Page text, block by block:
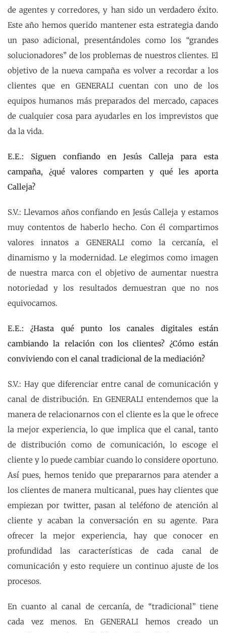
de agentes y corredores, y han sido un verdadero éxito.
Este año hemos querido mantener esta estrategia dando
un paso adicional, presentándoles como los “grandes
solucionadores” de los problemas de nuestros clientes. El
objetivo de la nueva campaña es volver a recordar a los
clientes que en GENERALI cuentan con uno de los
equipos humanos más preparados del mercado, capaces
de cualquier cosa para ayudarles en los imprevistos que
da la vida.
E.E.: Siguen confiando en Jesús Calleja para esta
campaña, ¿qué valores comparten y qué les aporta
Calleja?
S.V.: Llevamos años confiando en Jesús Calleja y estamos
muy contentos de haberlo hecho. Con él compartimos
valores innatos a GENERALI como la cercanía, el
dinamismo y la modernidad. Le elegimos como imagen
de nuestra marca con el objetivo de aumentar nuestra
notoriedad y los resultados demuestran que no nos
equivocamos.
E.E.: ¿Hasta qué punto los canales digitales están
cambiando la relación con los clientes? ¿Cómo están
conviviendo con el canal tradicional de la mediación?
S.V.: Hay que diferenciar entre canal de comunicación y
canal de distribución. En GENERALI entendemos que la
manera de relacionarnos con el cliente es la que le ofrece
la mejor experiencia, lo que implica que el canal, tanto
de distribución como de comunicación, lo escoge el
cliente y lo puede cambiar cuando lo considere oportuno.
Así pues, hemos tenido que prepararnos para atender a
los clientes de manera multicanal, pues hay clientes que
empiezan por twitter, pasan al teléfono de atención al
cliente y acaban la conversación en su agente. Para
ofrecer la mejor experiencia, hay que conocer en
profundidad las características de cada canal de
comunicación y esto requiere un continuo ajuste de los
procesos.
En cuanto al canal de cercanía, de “tradicional” tiene
cada vez menos. En GENERALI hemos creado un